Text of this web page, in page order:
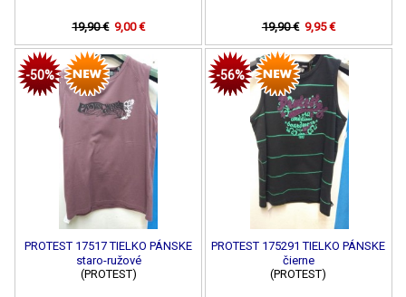
19,90 € 9,00 € 19,90 € 9,95 €
-50%
PROTEST 17517 TIELKO PÁNSKE
staro-ružové
(PROTEST)
-56%
PROTEST 175291 TIELKO PÁNSKE
čierne
(PROTEST)